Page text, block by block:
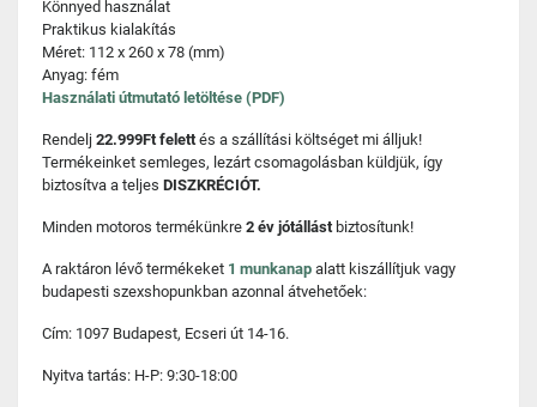
Könnyed használat
Praktikus kialakítás
Méret: 112 x 260 x 78 (mm)
Anyag: fém
Használati útmutató letöltése (PDF)
Rendelj 22.999Ft felettés a szállítási költséget mi álljuk!
Termékeinket semleges, lezárt csomagolásban küldjük, így
biztosítva a teljes DISZKRÉCIÓT.
Minden motoros termékünkre 2 év jótállást biztosítunk!
A raktáron lévő termékeket 1 munkanap alatt kiszállítjuk vagy
budapesti szexshopunkban azonnal átvehetőek:
Cím: 1097 Budapest, Ecseri út 14-16.
Nyitva tartás: H-P: 9:30-18:00